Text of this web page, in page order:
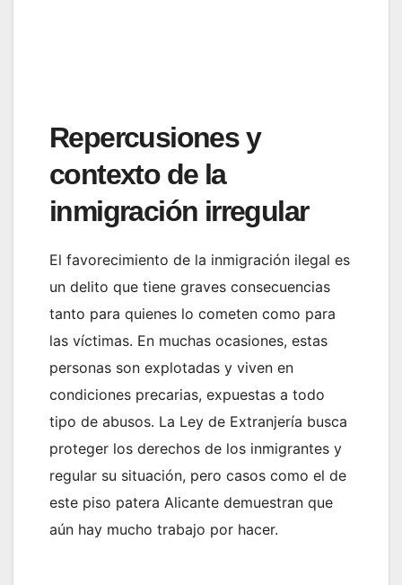
Repercusiones y
contexto de la
inmigración irregular
El favorecimiento de la inmigración ilegal es
un delito que tiene graves consecuencias
tanto para quienes lo cometen como para
las víctimas. En muchas ocasiones, estas
personas son explotadas y viven en
condiciones precarias, expuestas a todo
tipo de abusos. La Ley de Extranjería busca
proteger los derechos de los inmigrantes y
regular su situación, pero casos como el de
este piso patera Alicante demuestran que
aún hay mucho trabajo por hacer.